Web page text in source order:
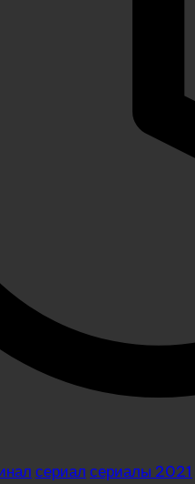
сериал сериалы 2021